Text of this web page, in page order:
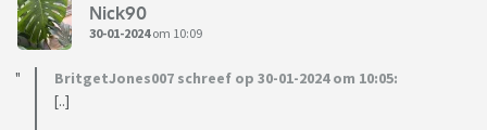
Nick90
30-01-2024om 10:09
BritgetJones007 schreef op 30-01-2024 om 10:05:
[..]